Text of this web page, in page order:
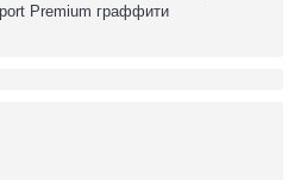
Premium граффити